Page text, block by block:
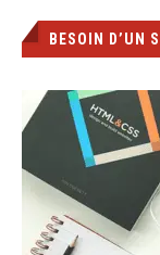
BESOIN D’UN